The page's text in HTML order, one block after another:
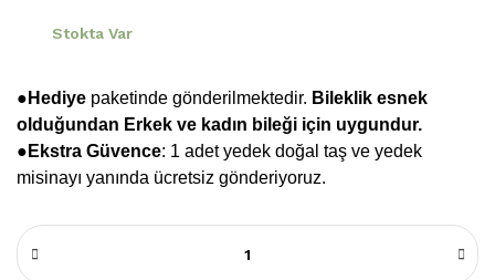
Stokta Var
●Hediye paketinde gönderilmektedir. Bileklik esnek
olduğundan Erkek ve kadın bileği için uygundur.
● Ekstra Güvence: 1 adet yedek doğal taş ve yedek
misinayı yanında ücretsiz gönderiyoruz.